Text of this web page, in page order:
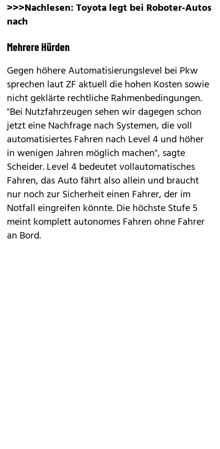
>>>Nachlesen:Toyota legt bei Roboter-Autos
nach
Mehrere Hürden
Gegen höhere Automatisierungslevel bei Pkw
sprechen laut ZF aktuell die hohen Kosten sowie
nicht geklärte rechtliche Rahmenbedingungen.
"Bei Nutzfahrzeugen sehen wir dagegen schon
jetzt eine Nachfrage nach Systemen, die voll
automatisiertes Fahren nach Level 4 und höher
in wenigen Jahren möglich machen", sagte
Scheider. Level 4 bedeutet vollautomatisches
Fahren, das Auto fährt also allein und braucht
nur noch zur Sicherheit einen Fahrer, der im
Notfall eingreifen könnte. Die höchste Stufe 5
meint komplett autonomes Fahren ohne Fahrer
an Bord.